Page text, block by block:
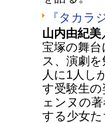
『タカラ
山内由紀
宝塚の舞
ス、演劇
人に1人し
す受験生
ェンヌの
する少女